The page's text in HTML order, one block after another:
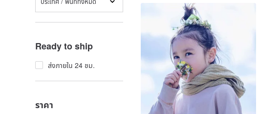
Ready to ship
ส่งภายใน 24 ชม.
ราคา